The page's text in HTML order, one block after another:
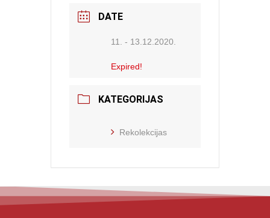
DATE
11. - 13.12.2020.
Expired!
KATEGORIJAS
Rekolekcijas